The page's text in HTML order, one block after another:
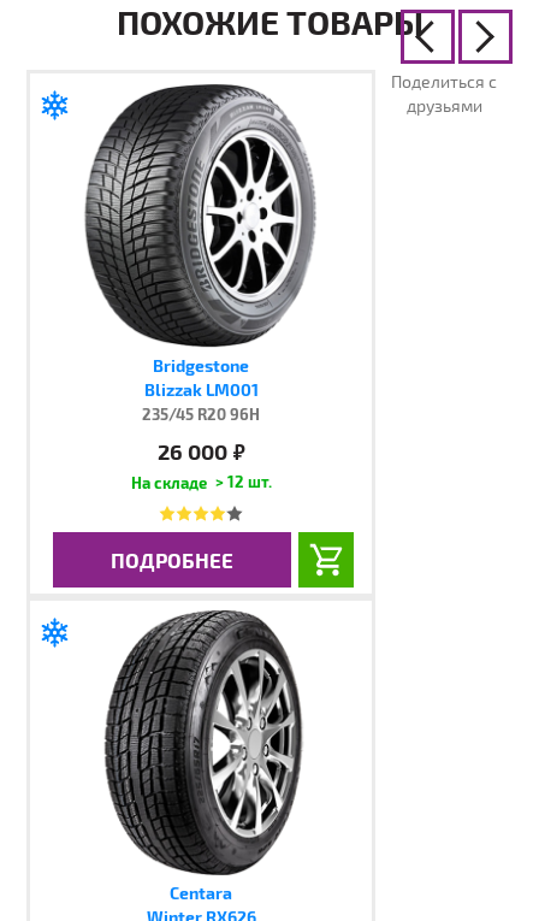
ПОХОЖИЕ ТОВАРЫ
Bridgestone
Blizzak LM001
235/45 R20 96H
26 000 руб.
> 12 шт.
ПОДРОБНЕЕ
Centara
Winter RX626
Поделиться с
друзьями